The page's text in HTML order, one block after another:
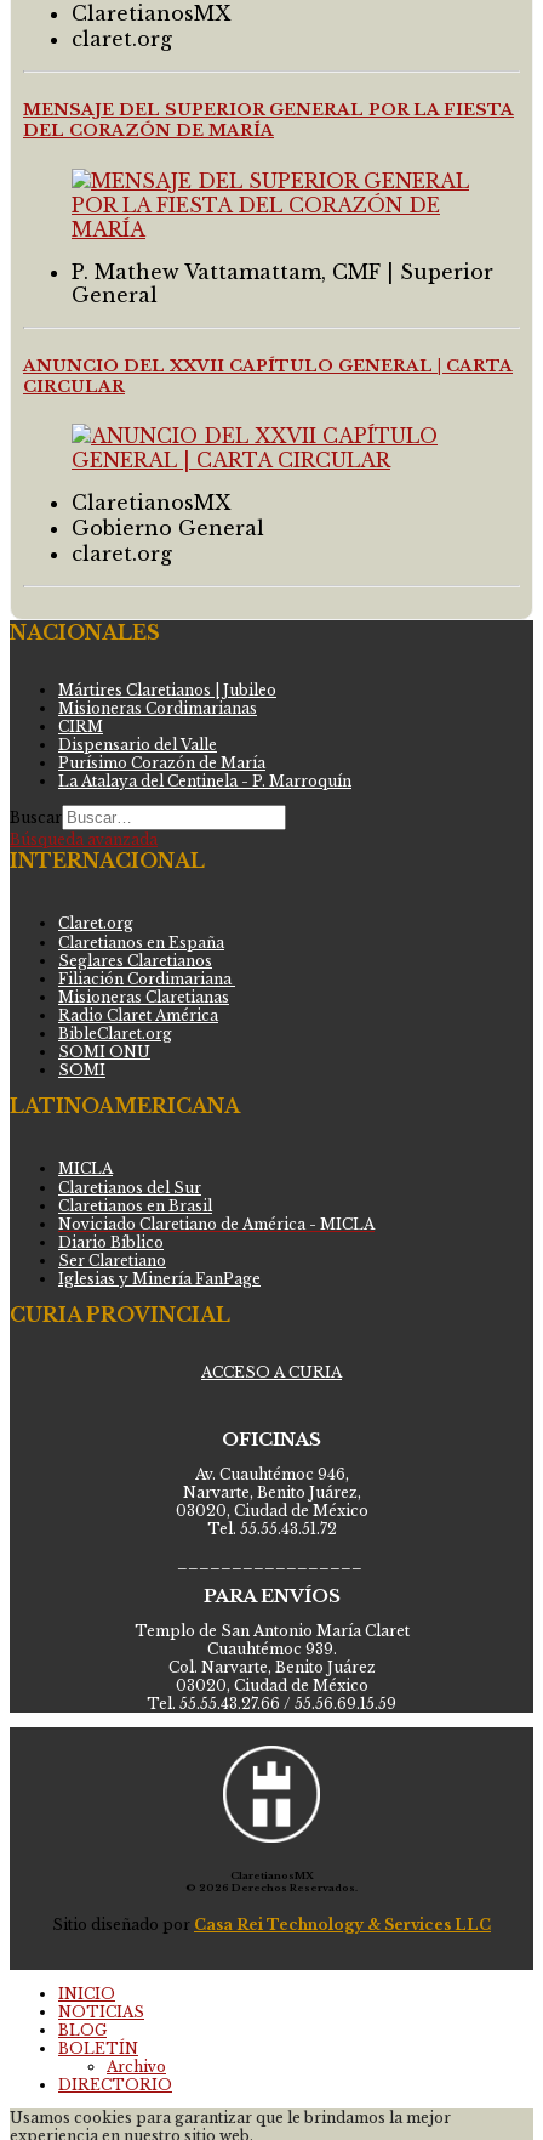
ClaretianosMX
claret.org
MENSAJE DEL SUPERIOR GENERAL POR LA FIESTA
DEL CORAZÓN DE MARÍA
P. Mathew Vattamattam, CMF | Superior
General
ANUNCIO DEL XXVII CAPÍTULO GENERAL | CARTA
CIRCULAR
ClaretianosMX
Gobierno General
claret.org
NACIONALES
Mártires Claretianos | Jubileo
Misioneras Cordimarianas
CIRM
Dispensario del Valle
Purísimo Corazón de María
La Atalaya del Centinela - P. Marroquín
Buscar
Búsqueda avanzada
INTERNACIONAL
Claret.org
Claretianos en España
Seglares Claretianos
Filiación Cordimariana
Misioneras Claretianas
Radio Claret América
BibleClaret.org
SOMI ONU
SOMI
LATINOAMERICANA
MICLA
Claretianos del Sur
Claretianos en Brasil
Noviciado Claretiano de América - MICLA
Diario Bíblico
Ser Claretiano
Iglesias y Minería FanPage
CURIA PROVINCIAL
ACCESO A CURIA
OFICINAS
Av. Cuauhtémoc 946,
Narvarte, Benito Juárez,
03020, Ciudad de México
Tel. 55.55.43.51.72
PARA ENVÍOS
Templo de San Antonio María Claret
Cuauhtémoc 939.
Col. Narvarte, Benito Juárez
03020, Ciudad de México
Tel. 55.55.43.27.66 / 55.56.69.15.59
ClaretianosMX
© 2026 Derechos Reservados.
Sitio diseñado por Casa Rei Technology & Services LLC
INICIO
NOTICIAS
BLOG
BOLETÍN
Archivo
DIRECTORIO
Usamos cookies para garantizar que le brindamos la mejor
experiencia en nuestro sitio web.